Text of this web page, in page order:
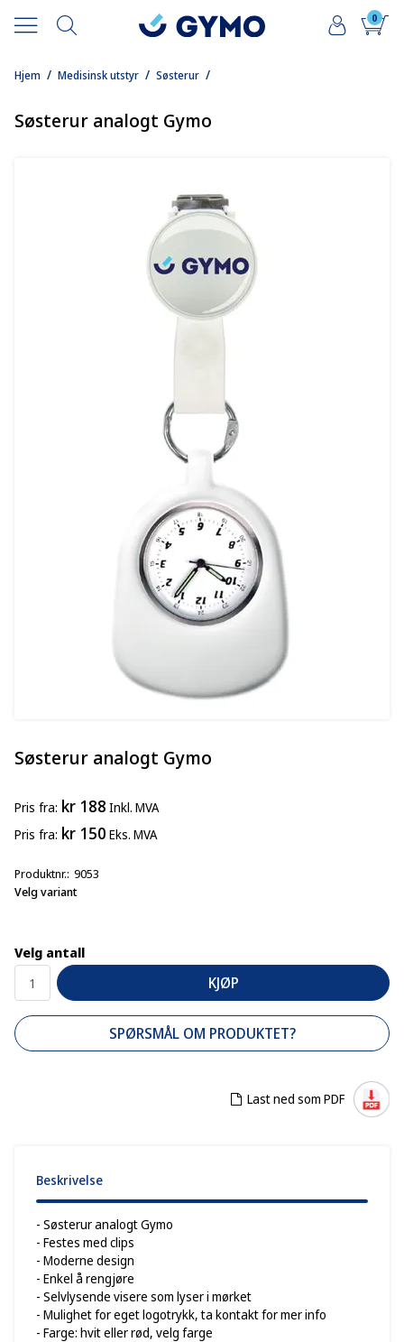
0
/
Hjem /
Medisinsk utstyr /
Søsterur
Søsterur analogt Gymo
Søsterur analogt Gymo
Pris fra kr 188 Inkl. MVA
Pris fra kr 150 Eks. MVA
Produktnr. 9053
Velg variant
Velg antall
KJØP
SPØRSMÅL OM PRODUKTET?
Last ned som PDF
Beskrivelse
- Søsterur analogt Gymo
- Festes med clips
- Moderne design
- Enkel å rengjøre
- Selvlysende visere som lyser i mørket
- Mulighet for eget logotrykk, ta kontakt for mer info
- Farge: hvit eller rød, velg farge